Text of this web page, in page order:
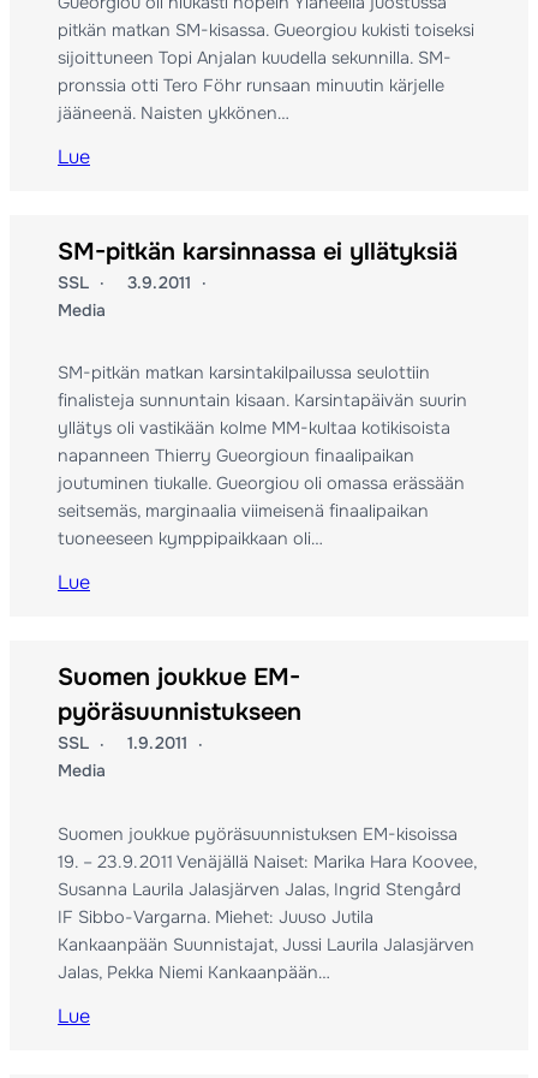
pitkän matkan SM-kisassa. Gueorgiou kukisti toiseksi
sijoittuneen Topi Anjalan kuudella sekunnilla. SM-
pronssia otti Tero Föhr runsaan minuutin kärjelle
jääneenä. Naisten ykkönen…
Lue
SM-pitkän karsinnassa ei yllätyksiä
SSL
3.9.2011
Media
SM-pitkän matkan karsintakilpailussa seulottiin
finalisteja sunnuntain kisaan. Karsintapäivän suurin
yllätys oli vastikään kolme MM-kultaa kotikisoista
napanneen Thierry Gueorgioun finaalipaikan
joutuminen tiukalle. Gueorgiou oli omassa erässään
seitsemäs, marginaalia viimeisenä finaalipaikan
tuoneeseen kymppipaikkaan oli…
Lue
Suomen joukkue EM-
pyöräsuunnistukseen
SSL
1.9.2011
Media
Suomen joukkue pyöräsuunnistuksen EM-kisoissa
19. – 23.9.2011 Venäjällä Naiset: Marika Hara Koovee,
Susanna Laurila Jalasjärven Jalas, Ingrid Stengård
IF Sibbo-Vargarna. Miehet: Juuso Jutila
Kankaanpään Suunnistajat, Jussi Laurila Jalasjärven
Jalas, Pekka Niemi Kankaanpään…
Lue